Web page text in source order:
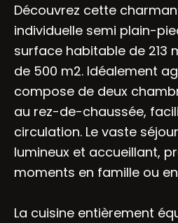
Découvrez cette
individuelle semi plain-
surface habitable de 213
de 500 m2. Idéalement
compose de deux
au rez-de-chaussée,
circulation. Le vaste
lumineux et accueillant,
moments en famille ou
La cuisine entièrement